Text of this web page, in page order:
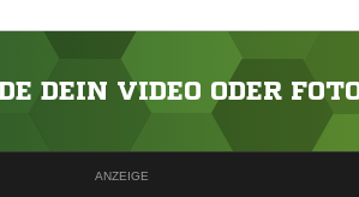
DEIN VIDEO ODER
ANZEIGE